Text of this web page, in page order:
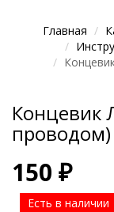
Главная
Концевик
проводом)
150 ₽
Есть в наличии